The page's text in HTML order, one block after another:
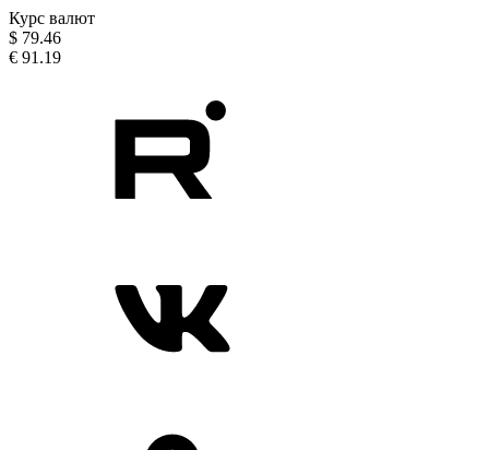
Курс валют
$ 79.46
€ 91.19